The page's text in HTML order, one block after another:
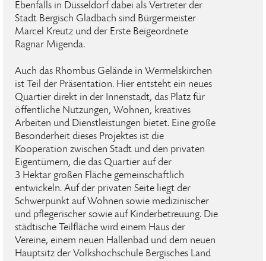
Ebenfalls in Düsseldorf dabei als Vertreter der
Stadt Bergisch Gladbach sind Bürgermeister
Marcel Kreutz und der Erste Beigeordnete
Ragnar Migenda.
Auch das Rhombus Gelände in Wermelskirchen
ist Teil der Präsentation. Hier entsteht ein neues
Quartier direkt in der Innenstadt, das Platz für
öffentliche Nutzungen, Wohnen, kreatives
Arbeiten und Dienstleistungen bietet. Eine große
Besonderheit dieses Projektes ist die
Kooperation zwischen Stadt und den privaten
Eigentümern, die das Quartier auf der
3 Hektar großen Fläche gemeinschaftlich
entwickeln. Auf der privaten Seite liegt der
Schwerpunkt auf Wohnen sowie medizinischer
und pflegerischer sowie auf Kinderbetreuung. Die
städtische Teilfläche wird einem Haus der
Vereine, einem neuen Hallenbad und dem neuen
Hauptsitz der Volkshochschule Bergisches Land